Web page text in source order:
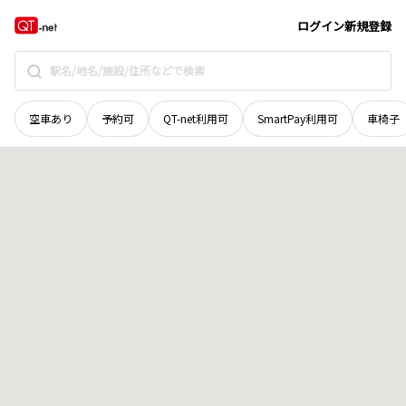
ログイン新規登録
空車あり 予約可 QT-net利用可 SmartPay利用可 車椅子
青森県